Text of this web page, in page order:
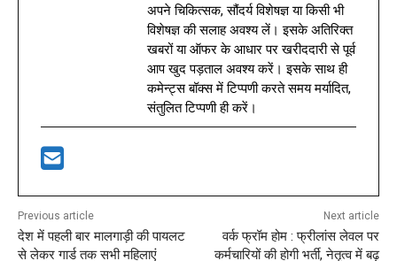
अपने चिकित्सक, सौंदर्य विशेषज्ञ या किसी भी
विशेषज्ञ की सलाह अवश्य लें। इसके अतिरिक्त
खबरों या ऑफर के आधार पर खरीददारी से पूर्व
आप खुद पड़ताल अवश्य करें। इसके साथ ही
कमेन्ट्स बॉक्स में टिप्पणी करते समय मर्यादित,
संतुलित टिप्पणी ही करें।
Previous article
देश में पहली बार मालगाड़ी की पायलट
से लेकर गार्ड तक सभी महिलाएं
Next article
वर्क फ्रॉम होम : फ्रीलांस लेवल पर
कर्मचारियों की होगी भर्ती, नेतृत्व में बढ़